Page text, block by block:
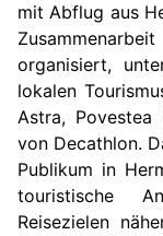
mit Abflug aus
organisiert,
lokalen
Astra, Povestea
von Decathlon.
Publikum in
touristische
Reisezielen